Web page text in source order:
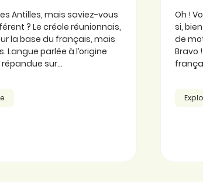
Antilles, mais saviez-vous
? Le créole réunionnais,
la base du français, mais
Langue parlée à l’origine
sur...
Oh !
si,
de
Bravo